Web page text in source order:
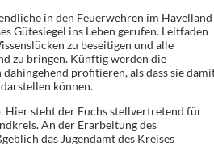
in den Feuerwehren im Havelland
Gütesiegel ins Leben gerufen. Leitfaden
zu beseitigen und alle
zu bringen. Künftig werden die
dahingehend profitieren, als dass sie
können.
Hier steht der Fuchs stellvertretend für
An der Erarbeitung des
das Jugendamt des Kreises